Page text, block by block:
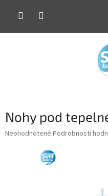
Nohy pod
Priemerné
Neohodnotené Podrobnosti